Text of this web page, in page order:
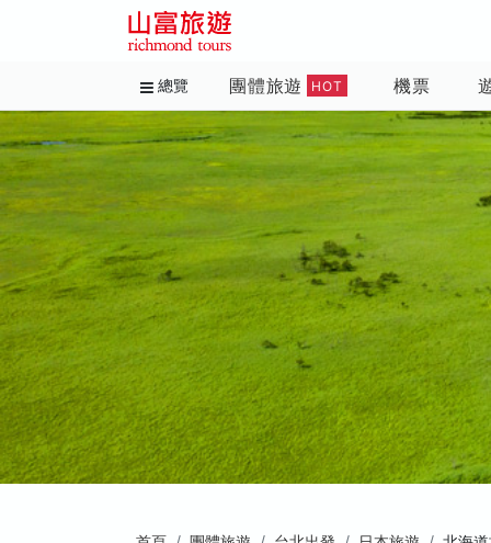
總覽 團體旅遊 HOT 機票